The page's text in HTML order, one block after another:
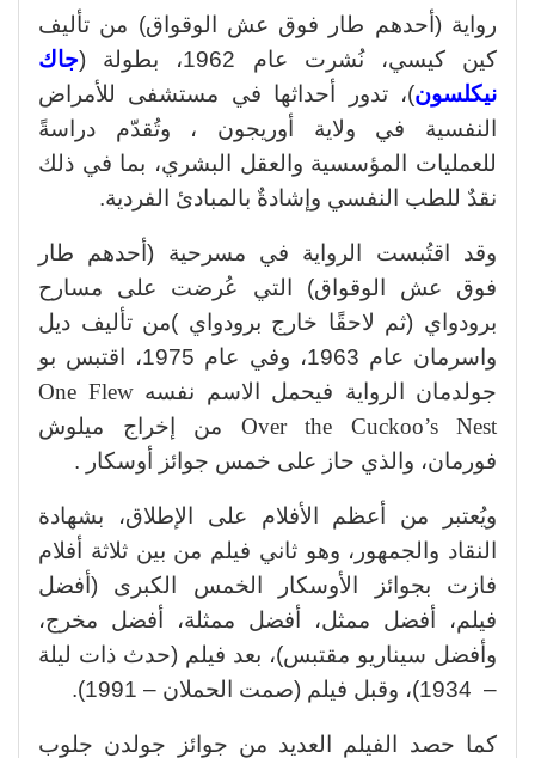
رواية (أحدهم طار فوق عش الوقواق) من تأليف
كين كيسي، نُشرت عام 1962، بطولة (
جاك
نيكلسون)، تدور أحداثها في مستشفى للأمراض
النفسية في ولاية أوريجون ، وتُقدّم دراسةً
للعمليات المؤسسية والعقل البشري، بما في ذلك
نقدٌ للطب النفسي وإشادةٌ بالمبادئ الفردية.
وقد اقتُبست الرواية في مسرحية (أحدهم طار
فوق عش الوقواق) التي عُرضت على مسارح
برودواي (ثم لاحقًا خارج برودواي )من تأليف ديل
واسرمان عام 1963، وفي عام 1975، اقتبس بو
جولدمان الرواية فيحمل الاسم نفسه One Flew
Over the Cuckoo’s Nest من إخراج ميلوش
فورمان، والذي حاز على خمس جوائز أوسكار .
ويُعتبر من أعظم الأفلام على الإطلاق، بشهادة
النقاد والجمهور، وهو ثاني فيلم من بين ثلاثة أفلام
فازت بجوائز الأوسكار الخمس الكبرى (أفضل
فيلم، أفضل ممثل، أفضل ممثلة، أفضل مخرج،
وأفضل سيناريو مقتبس)، بعد فيلم (حدث ذات ليلة
– 1934)، وقبل فيلم (صمت الحملان – 1991).
كما حصد الفيلم العديد من جوائز جولدن جلوب